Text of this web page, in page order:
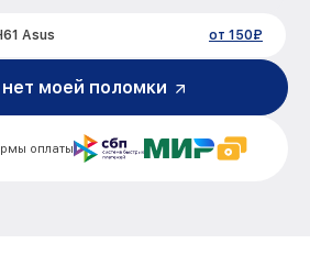
Asus от 150₽
оплаты
моей поломки